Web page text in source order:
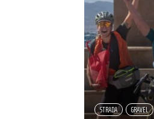
STRADA GRAVEL